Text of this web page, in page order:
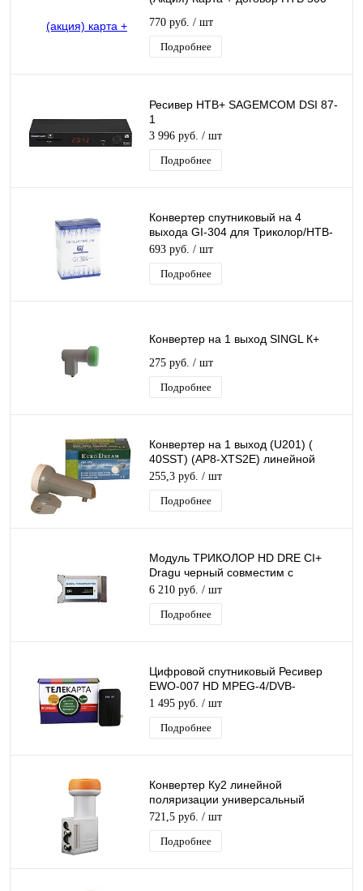
770 руб. / шт
Подробнее
Ресивер НТВ+ SAGEMCOM DSI 87-
1
3 996 руб. / шт
Подробнее
Конвертер спутниковый на 4
выхода GI-304 для Триколор/НТВ-
Плюс круговой поляризации Galaxy
Innovatio
693 руб. / шт
Подробнее
Конвертер на 1 выход SINGL К+
275 руб. / шт
Подробнее
Конвертер на 1 выход (U201) (
40SST) (AP8-XTS2E) линейной
поляризации универсальный
255,3 руб. / шт
Подробнее
Модуль ТРИКОЛОР HD DRE CI+
Dragu черный совместим с
картами: -2251ц -5382
6 210 руб. / шт
Подробнее
Цифровой спутниковый Ресивер
EWO-007 HD MPEG-4/DVB-
S2/T2MI, поддержка Conax,
подходит для Телекарты
1 495 руб. / шт
Подробнее
Конвертер Ку2 линейной
поляризации универсальный
Galaxy Innovations Gi-212 Twin 2
вых Ку2
721,5 руб. / шт
Подробнее